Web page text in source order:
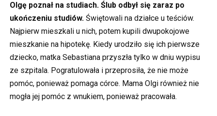
Olgę poznał na studiach. Ślub odbył się zaraz po
ukończeniu studiów. Świętowali na działce u teściów.
Najpierw mieszkali u nich, potem kupili dwupokojowe
mieszkanie na hipotekę. Kiedy urodziło się ich pierwsze
dziecko, matka Sebastiana przyszła tylko w dniu wypisu
ze szpitala. Pogratulowała i przeprosiła, że nie może
pomóc, ponieważ pomaga córce. Mama Olgi również nie
mogła jej pomóc z wnukiem, ponieważ pracowała.